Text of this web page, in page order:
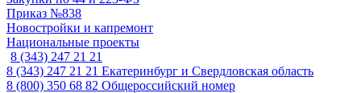
Приказ №838
Новостройки и капремонт
Национальные проекты
8 (343) 247 21 21
8 (343) 247 21 21 Екатеринбург и Свердловская область
8 (800) 350 68 82 Общероссийский номер